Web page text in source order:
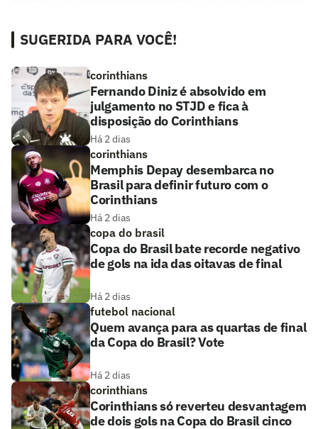
SUGERIDA PARA VOCÊ!
corinthians
Fernando Diniz é absolvido em
julgamento no STJD e fica à
disposição do Corinthians
Há 2 dias
corinthians
Memphis Depay desembarca no
Brasil para definir futuro com o
Corinthians
Há 2 dias
copa do brasil
Copa do Brasil bate recorde negativo
de gols na ida das oitavas de final
Há 2 dias
futebol nacional
Quem avança para as quartas de final
da Copa do Brasil? Vote
Há 2 dias
corinthians
Corinthians só reverteu desvantagem
de dois gols na Copa do Brasil cinco